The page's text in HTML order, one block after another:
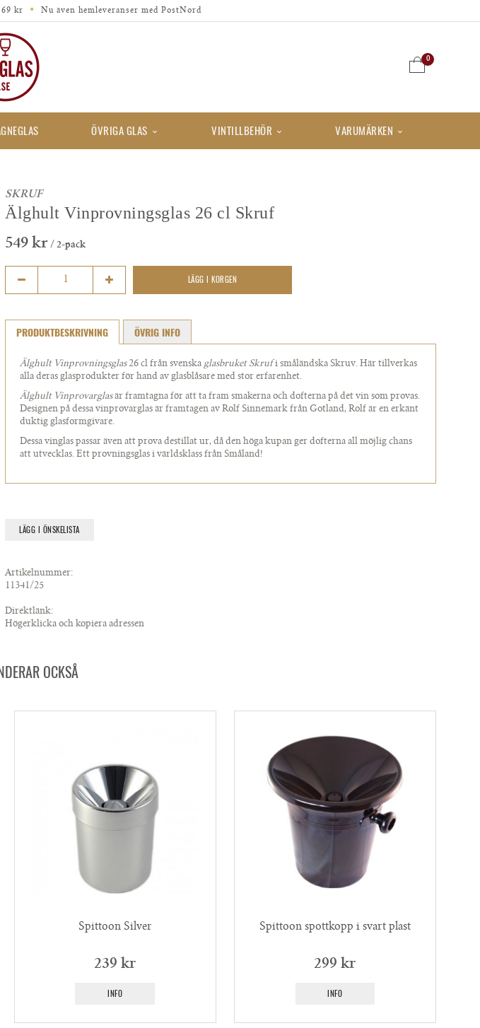
kr Nu även hemleveranser med PostNord
0
ÖVRIGA GLAS VINTILLBEHÖR VARUMÄRKEN
SKRUF
Älghult Vinprovningsglas 26 cl Skruf
549 kr / 2-pack
LÄGG I KORGEN
PRODUKTBESKRIVNING ÖVRIG INFO
Älghult Vinprovningsglas26 cl från svenska glasbruket Skrufi småländska Skruv. Här tillverkas
alla deras glasprodukter för hand av glasblåsare med stor erfarenhet.
Älghult Vinprovarglasär framtagna för att ta fram smakerna och dofterna på det vin som provas.
Designen på dessa vinprovarglas är framtagen av Rolf Sinnemark från Gotland, Rolf är en erkänt
duktig glasformgivare.
Dessa vinglas passar även att prova destillat ur, då den höga kupan ger dofterna all möjlig chans
att utvecklas. Ett provningsglas i världsklass från Småland!
LÄGG I ÖNSKELISTA
Artikelnummer:
11341/25
Direktlänk:
Högerklicka och kopiera adressen
OCKSÅ
Spittoon Silver
239 kr
INFO
Spittoon spottkopp i svart plast
299 kr
INFO